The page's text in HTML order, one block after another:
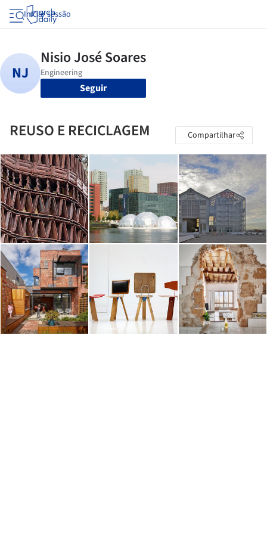
Iniciar sessão
Seguir
REUSO E RECICLAGEM Compartilhar